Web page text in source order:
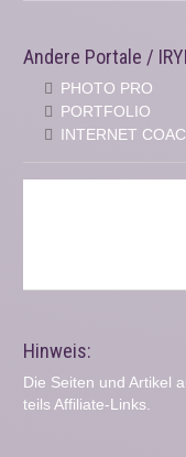
Andere Portale /
PHOTO PRO
PORTFOLIO
INTERNET
Hinweis:
Die Seiten und Artikel
teils Affiliate-Links.